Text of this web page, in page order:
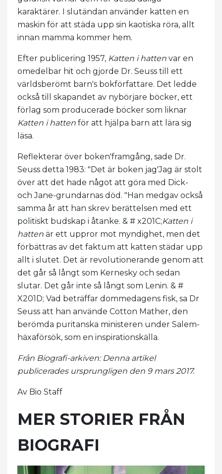
karaktärer. I slutändan använder katten en
maskin för att städa upp sin kaotiska röra, allt
innan mamma kommer hem.
Efter publicering 1957, Katten i hatten var en
omedelbar hit och gjorde Dr. Seuss till ett
världsberömt barn's bokförfattare. Det ledde
också till skapandet av nybörjare böcker, ett
förlag som producerade böcker som liknar
Katten i hatten för att hjälpa barn att lära sig
läsa.
Reflekterar över boken'framgång, sade Dr.
Seuss detta 1983: "Det är boken jag'Jag är stolt
över att det hade något att göra med Dick-
och Jane-grundarnas död. "Han medgav också
samma år att han skrev berättelsen med ett
politiskt budskap i åtanke. & # x201C;Katten i
hatten är ett uppror mot myndighet, men det
förbättras av det faktum att katten städar upp
allt i slutet. Det är revolutionerande genom att
det går så långt som Kernesky och sedan
slutar. Det går inte så långt som Lenin. & #
X201D; Vad beträffar dommedagens fisk, sa Dr
Seuss att han använde Cotton Mather, den
berömda puritanska ministeren under Salem-
häxaförsök, som en inspirationskälla.
Från Biografi-arkiven: Denna artikel
publicerades ursprungligen den 9 mars 2017.
Av Bio Staff
MER STORIER FRÅN
BIOGRAFI